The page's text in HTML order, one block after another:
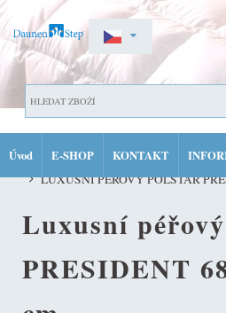
PŘIHLÁSIT SE
Úvod E-SHOP KONTAKT
DOMŮ
PÉŘOVÉ POLŠTÁŘE DAUNENSTEP
LUXUSNÍ PÉŘOVÝ POLŠTÁŘ
Luxusní
PRESIDENT